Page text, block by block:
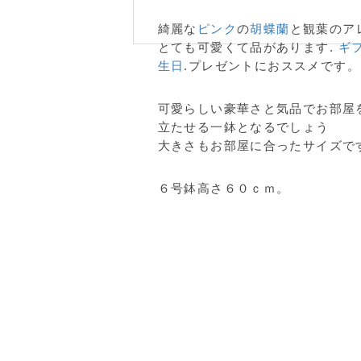
綺麗な ピンクの胡蝶蘭 と観葉のア
とても可愛くて品があります.ギ
生日 .プレゼントにおススメです。
可愛らしい豪華さと気品でお部屋
立たせる一鉢となるでしょう
大きさもお部屋に合ったサイズで
６号鉢高さ６０ｃｍ。